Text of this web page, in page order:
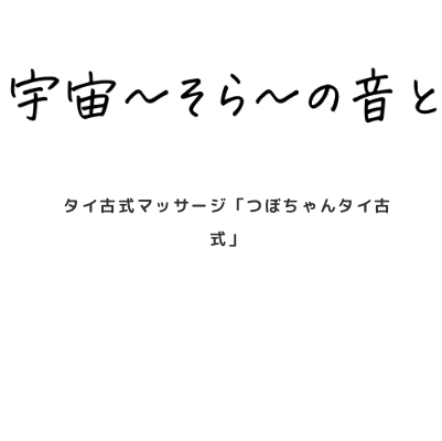
タイ古式マッサージ「つぼちゃんタイ古
式」